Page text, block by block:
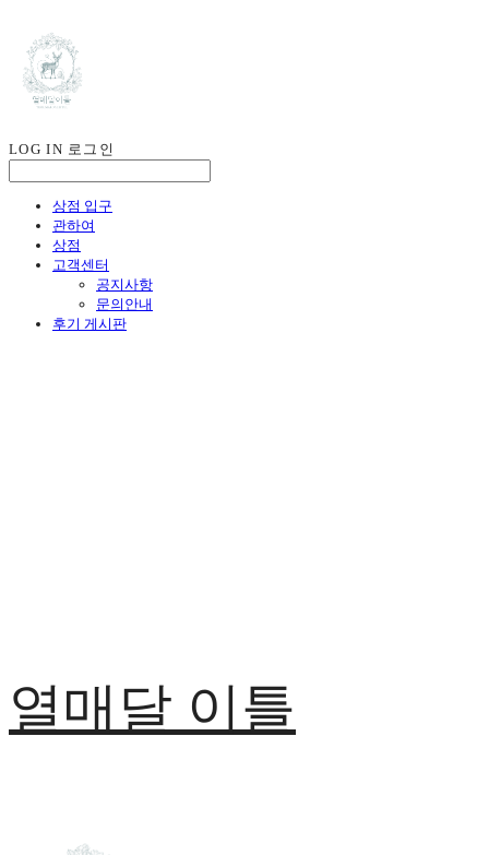
LOG IN 로그인
상점 입구
관하여
상점
고객센터
공지사항
문의안내
후기 게시판
열매달 이틀